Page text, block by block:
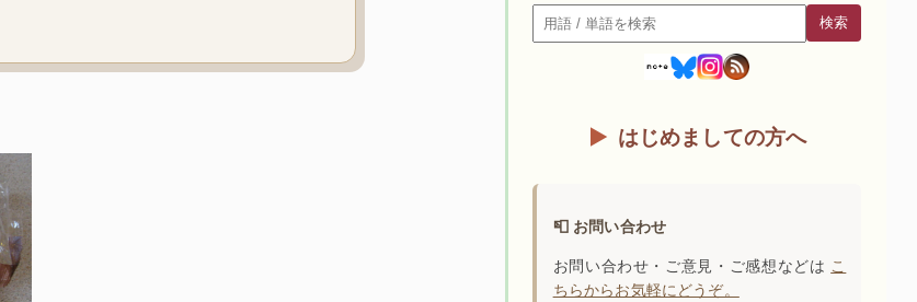
検索
検索
はじめましての方へ
📮 お問い合わせ
お問い合わせ・ご意見・ご感想などは こ
ちらからお気軽にどうぞ。